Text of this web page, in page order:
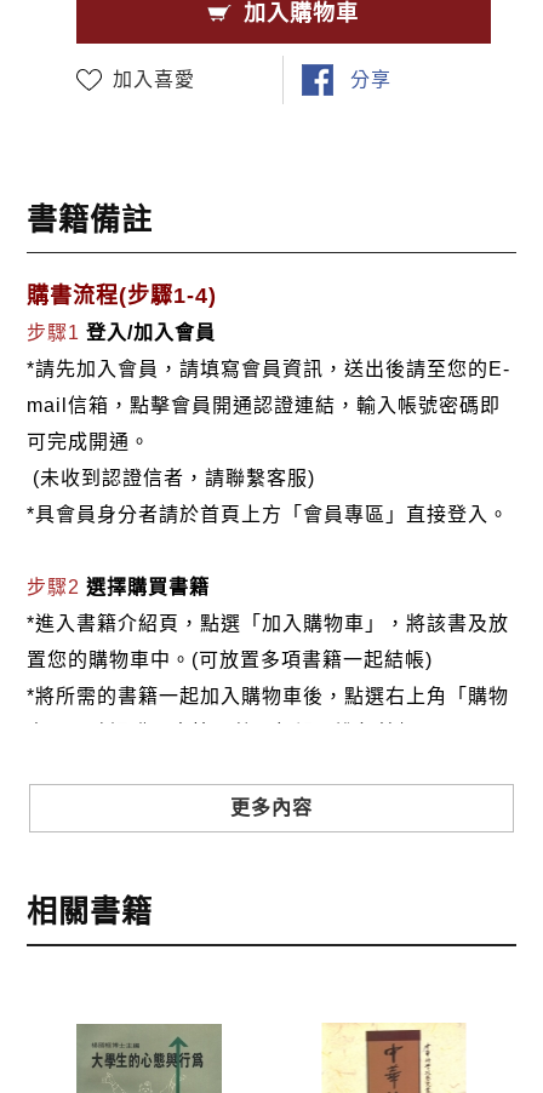
加入購物車
加入喜愛 分享
書籍備註
購書流程(步驟1-4)
步驟1登入/加入會員
*請先加入會員，請填寫會員資訊，送出後請至您的E-
mail信箱，點擊會員開通認證連結，輸入帳號密碼即
可完成開通。
(未收到認證信者，請聯繫客服)
*具會員身分者請於首頁上方「會員專區」直接登入。
步驟2選擇購買書籍
*進入書籍介紹頁，點選「加入購物車」，將該書及放
置您的購物車中。(可放置多項書籍一起結帳)
*將所需的書籍一起加入購物車後，點選右上角「購物
2.銀行轉帳:選擇銀行轉帳時，請填寫您的銀行帳號後
五碼，並於三日內完成匯款，以利核銷作業。
劃撥單，匯款者大名請填寫跟訂購者大名一致，以利
核銷作業。
更多內容
相關書籍